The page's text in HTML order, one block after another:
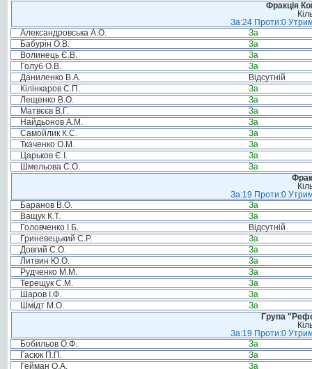
Фракція
За:24 Проти:0
Александровська А.О.
За
Бабурін О.В.
За
Волинець Є.В.
За
Голуб О.В.
За
Даниленко В.А.
Відсутній
Кілінкаров С.П.
За
Лещенко В.О.
За
Матвєєв В.Г.
За
Найдьонов А.М.
За
Самойлик К.С.
За
Ткаченко О.М.
За
Царьков Є.І.
За
Шмельова С.О.
За
За:19 Проти:0
Баранов В.О.
За
Ващук К.Т.
За
Головченко І.Б.
Відсутній
Гриневецький С.Р.
За
Довгий С.О.
За
Литвин Ю.О.
За
Рудченко М.М.
За
Терещук С.М.
За
Шаров І.Ф.
За
Шмідт М.О.
За
Група
За:19 Проти:0
Бобильов О.Ф.
За
Гасюк П.П.
За
Гейман О.А.
За